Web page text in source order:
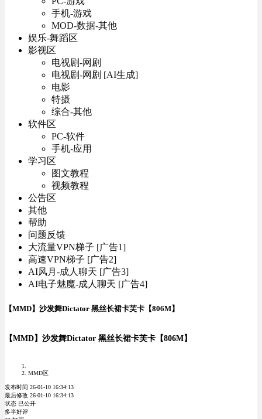
手机-游戏
MOD-数据-其他
娱乐-舞蹈区
影视区
电视剧-网剧
电视剧-网剧 [AI生成]
电影
特摄
综合-其他
软件区
PC-软件
手机-应用
学习区
图文教程
视频教程
公告区
其他
帮助
问题反馈
大流量VPN梯子 [广告1]
高速VPN梯子 [广告2]
AI风月-成人聊天 [广告3]
AI电子魅魔-成人聊天 [广告4]
【MMD】沙发舞Dictator 黑丝长裙卡芙卡【806M】
【MMD】沙发舞Dictator 黑丝长裙卡芙卡【806M】
MMD区
发布时间 26-01-10 16:34:13
最后修改 26-01-10 16:34:13
状态 已公开
多半好评